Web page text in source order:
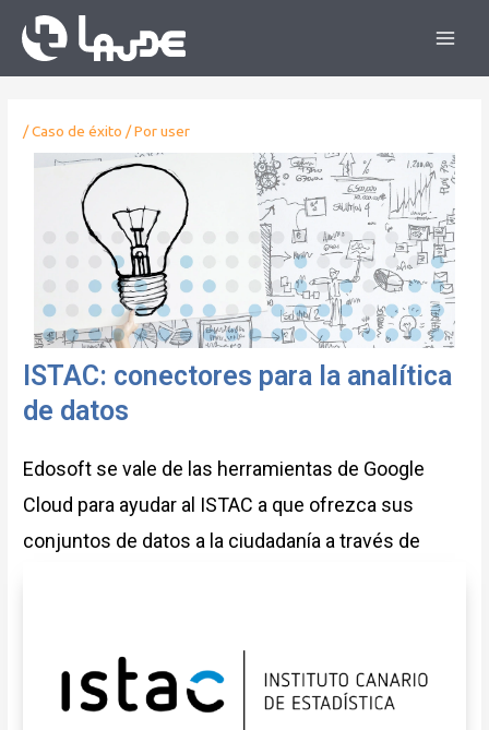
/Caso de éxito / Poruser
ISTAC: conectores para la analítica
de datos
Edosoft se vale de las herramientas de Google
Cloud para ayudar al ISTAC a que ofrezca sus
conjuntos de datos a la ciudadanía a través de